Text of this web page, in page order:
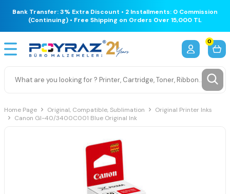
Bank Transfer: 3% Extra Discount • 2 Installments: 0 Commission
(Continuing) • Free Shipping on Orders Over 15,000 TL
0
Home Page Original, Compatible, Sublimation
Original Printer Inks
Canon GI-40/3400C001 Blue Original Ink